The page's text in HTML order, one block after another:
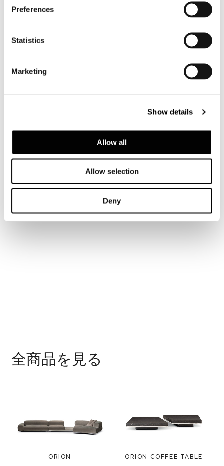
Preferences
Statistics
Marketing
Show details
Allow all
Allow selection
Deny
全商品を見る
ORION ORION COFFEE TABLE